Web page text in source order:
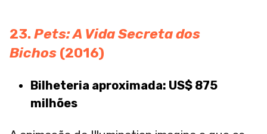
23. Pets: A Vida Secreta dos
Bichos (2016)
Bilheteria aproximada: US$ 875
milhões